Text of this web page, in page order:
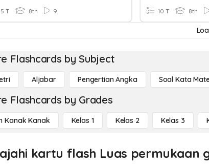
5 T 8th 9 10 T 8th
Flashcards by Subject
Aljabar Pengertian Angka Soal Kata
Flashcards by Grades
Kanak Kanak Kelas 1 Kelas 2 Kelas 3
kartu flash Luas permukaan